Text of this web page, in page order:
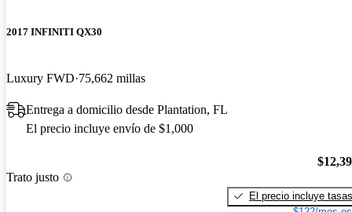
2017 INFINITI QX30
Luxury FWD 75,662 millas
Entrega a domicilio desde Plantation, FL
El precio incluye envío de $1,000
Trato justo
El precio incluye tasas